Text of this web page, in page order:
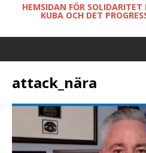
HEMSIDAN FÖR
KUBA OCH DET
attack_nära